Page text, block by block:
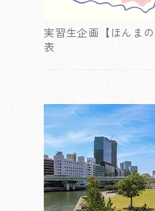
実習生企画【ほんま
表